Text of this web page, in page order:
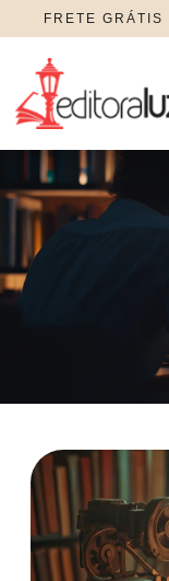
FRETE